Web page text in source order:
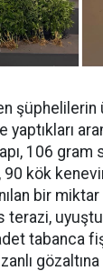
şüphelilerin
106
90 kök
bir
terazi,
tabanca
gözaltına